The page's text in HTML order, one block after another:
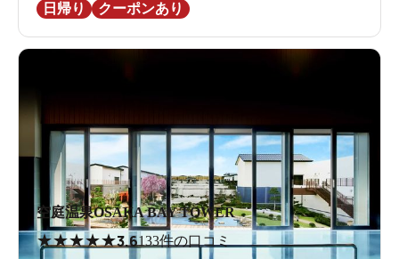
日帰り クーポンあり
空庭温泉OSAKA BAY TOWER
★★★★★3.6133件の口コミ